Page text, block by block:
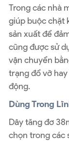
Trong các nhà
giúp buộc chặt
sản xuất để
cũng được sử
vận chuyển
trạng đổ vỡ
động.
Dùng Trong
Dây tăng đơ
chọn trong các